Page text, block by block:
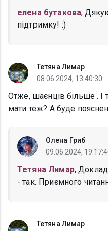
елена бутакова,
підтримку! :)
Тетяна Лимар
08.06.2024, 13:40:30
Отже, шаєнців більше . І
мати теж? А буде
Олена Гриб
09.06.2024,
Тетяна Лимар,
- так. Приємного
Тетяна Лимар